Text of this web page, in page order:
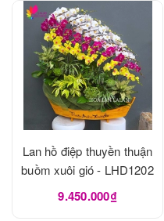
Lan hồ điệp thuyền thuận
buồm xuôi gió - LHD1202
9.450.000₫